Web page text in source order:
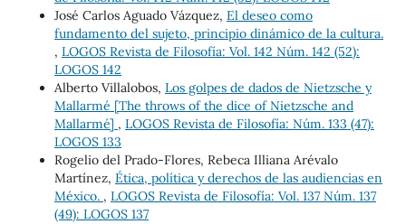
José Carlos Aguado Vázquez, El deseo como
fundamento del sujeto, principio dinámico de la cultura.
, LOGOS Revista de Filosofía: Vol. 142 Núm. 142 (52):
LOGOS 142
Alberto Villalobos, Los golpes de dados de Nietzsche y
Mallarmé [The throws of the dice of Nietzsche and
Mallarmé] , LOGOS Revista de Filosofía: Núm. 133 (47):
LOGOS 133
Rogelio del Prado-Flores, Rebeca Illiana Arévalo
Martínez, Ética, política y derechos de las audiencias en
México. , LOGOS Revista de Filosofía: Vol. 137 Núm. 137
(49): LOGOS 137